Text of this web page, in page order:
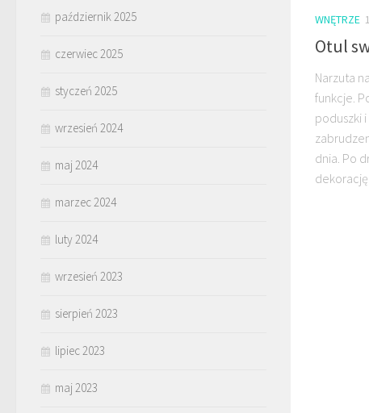
WNĘTRZE
Otul
Narzuta
funkcje.
poduszki
dnia. Po
dekorację
październik 2025
czerwiec 2025
styczeń 2025
wrzesień 2024
maj 2024
marzec 2024
luty 2024
wrzesień 2023
sierpień 2023
lipiec 2023
maj 2023